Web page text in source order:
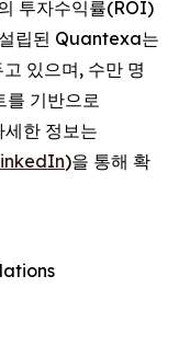
투자수익률(ROI)
립된 Quantexa는
있으며, 수만 명
를 기반으로
한 정보는
)을 통해 확